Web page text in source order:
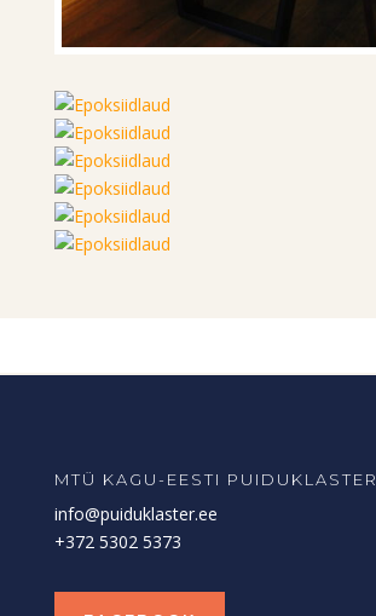
MTÜ KAGU-EESTI PUIDUKLASTER
info@puiduklaster.ee
+372 5302 5373